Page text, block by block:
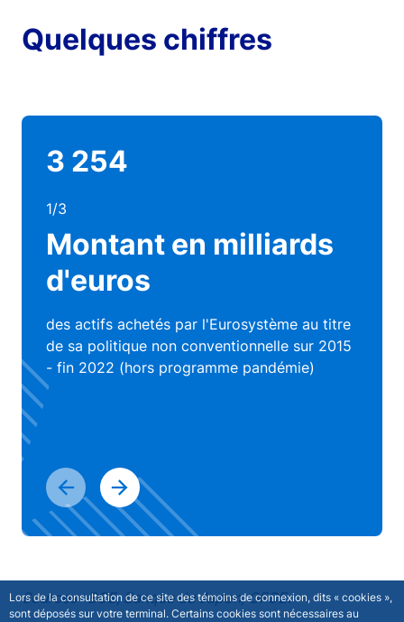
Lors de la consultation de ce site des témoins de connexion, dits « cookies »,
sont déposés sur votre terminal. Certains cookies sont nécessaires au
Quelques chiffres
3 254
1/3
Montant en milliards
d'euros
des actifs achetés par l'Eurosystème au titre
de sa politique non conventionnelle sur 2015
- fin 2022 (hors programme pandémie)
Sources : BCE, Banque du Japon, OFCE.